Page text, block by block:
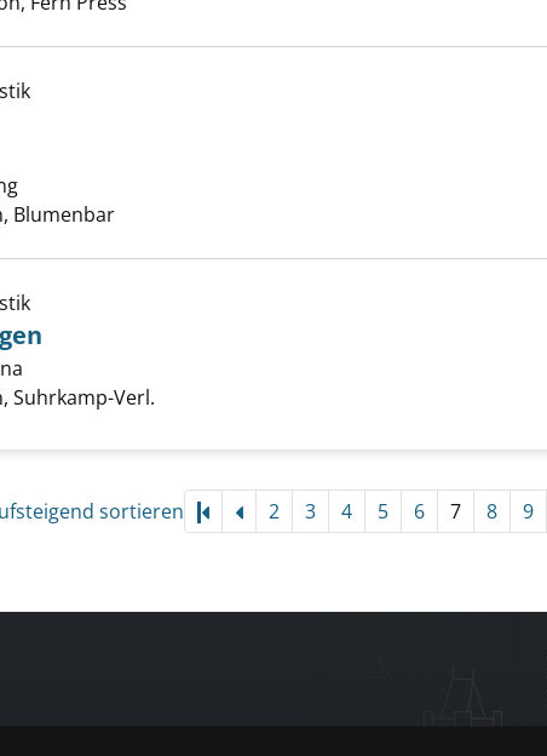
anzeigen
Blumenbar
Erfindungen anzeigen
Suhrkamp-Verl.
sortieren 2 3 4 5 6 7 8 9